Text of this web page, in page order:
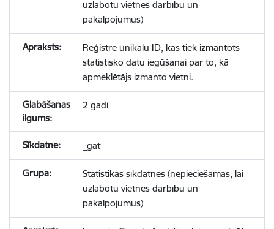
uzlabotu vietnes darbību un
pakalpojumus)
Reģistrē unikālu ID, kas tiek izmantots
statistisko datu iegūšanai par to, kā
apmeklētājs izmanto vietni.
2 gadi
_gat
Statistikas sīkdatnes (nepieciešamas, lai
uzlabotu vietnes darbību un
pakalpojumus)